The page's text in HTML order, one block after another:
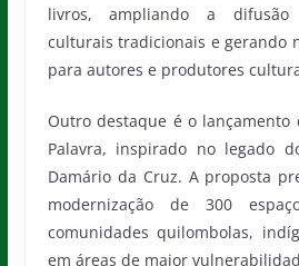
livros, ampliando a difusão
culturais tradicionais e gerando
para autores e produtores
Outro destaque é o lançamento
Palavra, inspirado no legado
Damário da Cruz. A proposta
modernização de 300
comunidades quilombolas,
em áreas de maior